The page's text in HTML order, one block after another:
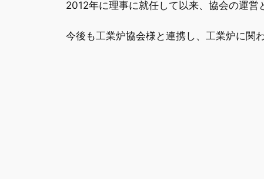
2012年に理事に就任して以来、協会の運営
今後も工業炉協会様と連携し、工業炉に関